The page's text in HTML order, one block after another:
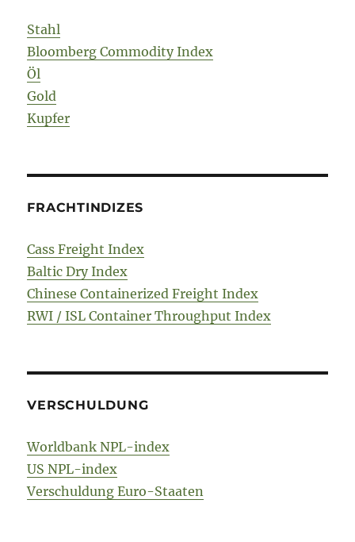
Stahl
Bloomberg Commodity Index
Öl
Gold
Kupfer
FRACHTINDIZES
Cass Freight Index
Baltic Dry Index
Chinese Containerized Freight Index
RWI / ISL Container Throughput Index
VERSCHULDUNG
Worldbank NPL-index
US NPL-index
Verschuldung Euro-Staaten